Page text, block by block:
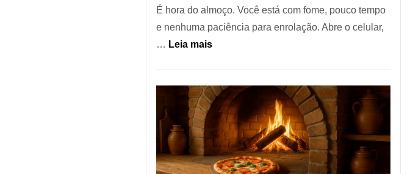
É hora do almoço. Você está com fome, pouco tempo
e nenhuma paciência para enrolação. Abre o celular,
… Leia mais:
Encontrar
um
Bom
Lugar
para